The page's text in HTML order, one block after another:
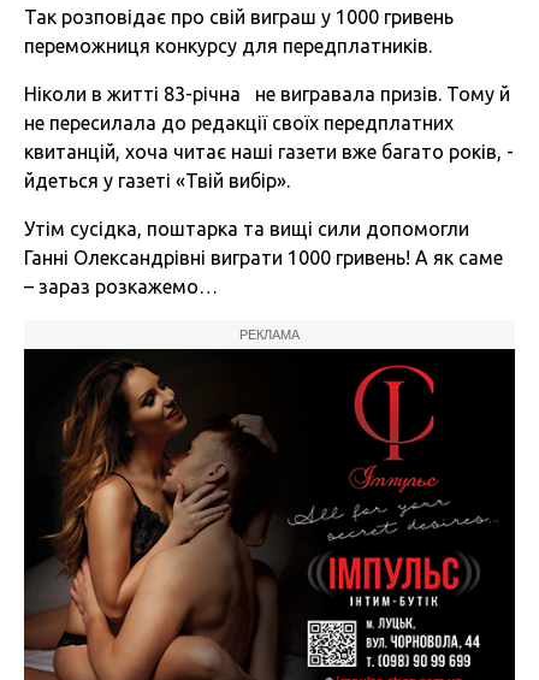
Так розповідає про свій виграш у 1000 гривень
переможниця конкурсу для передплатників.
Ніколи в житті 83-річна
не вигравала призів. Тому й
не пересилала до редакції своїх передплатних
квитанцій, хоча читає наші газети вже багато років, -
йдеться у газеті «Твій вибір».
Утім сусідка, поштарка та вищі сили допомогли
Ганні Олександрівні виграти 1000 гривень! А як саме
– зараз розкажемо…
РЕКЛАМА